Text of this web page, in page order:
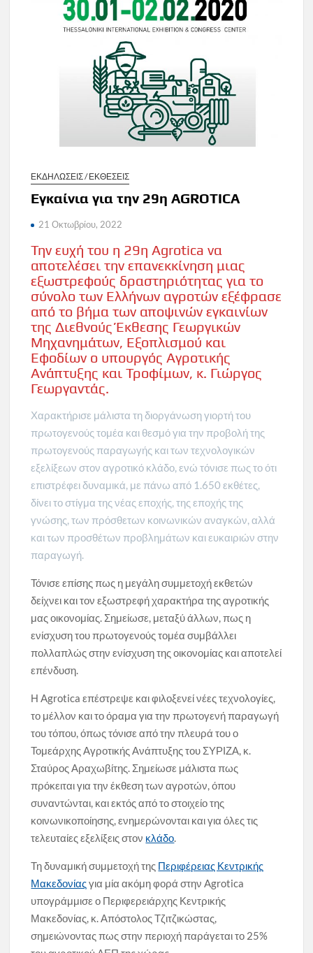
ΕΚΔΗΛΩΣΕΙΣ / ΕΚΘΕΣΕΙΣ
Εγκαίνια για την 29η AGROTICA
21 Οκτωβρίου, 2022
Την ευχή του η 29η Agrotica να
αποτελέσει την επανεκκίνηση μιας
εξωστρεφούς δραστηριότητας για το
σύνολο των Ελλήνων αγροτών εξέφρασε
από το βήμα των αποψινών εγκαινίων
της Διεθνούς Έκθεσης Γεωργικών
Μηχανημάτων, Εξοπλισμού και
Εφοδίων ο υπουργός Αγροτικής
Ανάπτυξης και Τροφίμων, κ. Γιώργος
Γεωργαντάς.
Χαρακτήρισε μάλιστα τη διοργάνωση γιορτή του
πρωτογενούς τομέα και θεσμό για την προβολή της
πρωτογενούς παραγωγής και των τεχνολογικών
εξελίξεων στον αγροτικό κλάδο, ενώ τόνισε πως το ότι
επιστρέφει δυναμικά, με πάνω από 1.650 εκθέτες,
δίνει το στίγμα της νέας εποχής, της εποχής της
γνώσης, των πρόσθετων κοινωνικών αναγκών, αλλά
και των προσθέτων προβλημάτων και ευκαιριών στην
παραγωγή.
Τόνισε επίσης πως η μεγάλη συμμετοχή εκθετών
δείχνει και τον εξωστρεφή χαρακτήρα της αγροτικής
μας οικονομίας. Σημείωσε, μεταξύ άλλων, πως η
ενίσχυση του πρωτογενούς τομέα συμβάλλει
πολλαπλώς στην ενίσχυση της οικονομίας και αποτελεί
επένδυση.
Η Agrotica επέστρεψε και φιλοξενεί νέες τεχνολογίες,
το μέλλον και το όραμα για την πρωτογενή παραγωγή
του τόπου, όπως τόνισε από την πλευρά του ο
Τομεάρχης Αγροτικής Ανάπτυξης του ΣΥΡΙΖΑ, κ.
Σταύρος Αραχωβίτης. Σημείωσε μάλιστα πως
πρόκειται για την έκθεση των αγροτών, όπου
συναντώνται, και εκτός από το στοιχείο της
κοινωνικοποίησης, ενημερώνονται και για όλες τις
τελευταίες εξελίξεις στον κλάδο.
Τη δυναμική συμμετοχή της Περιφέρειας Κεντρικής
Μακεδονίαςγια μία ακόμη φορά στην Agrotica
υπογράμμισε ο Περιφερειάρχης Κεντρικής
Μακεδονίας, κ. Απόστολος Τζιτζικώστας,
σημειώνοντας πως στην περιοχή παράγεται το 25%